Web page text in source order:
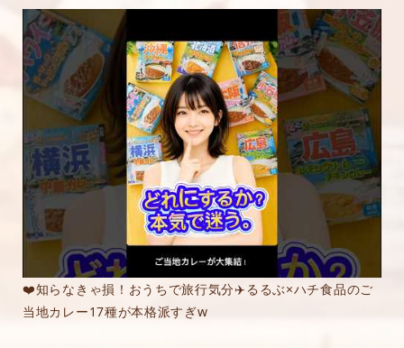
❤️知らなきゃ損！おうちで旅行気分✈️るるぶ×ハチ食品のご
当地カレー17種が本格派すぎw